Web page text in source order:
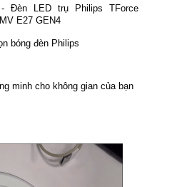
- Đèn LED trụ Philips TForce
E27 GEN4
bóng đèn Philips
minh cho không gian của bạn